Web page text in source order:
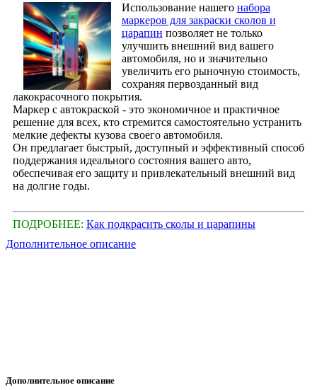
Использование нашего набора
маркеров для закраски сколов и
царапин позволяет не только
улучшить внешний вид вашего
автомобиля, но и значительно
увеличить его рыночную стоимость,
сохраняя первозданный вид
лакокрасочного покрытия.
Маркер с автокраской - это экономичное и практичное
решение для всех, кто стремится самостоятельно устранить
мелкие дефекты кузова своего автомобиля.
Он предлагает быстрый, доступный и эффективный способ
поддержания идеального состояния вашего авто,
обеспечивая его защиту и привлекательный внешний вид
на долгие годы.
ПОДРОБНЕЕ: Как подкрасить сколы и царапины
Дополнительное описание
Дополнительное описание